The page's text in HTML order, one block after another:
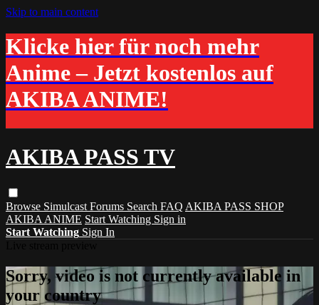
Skip to main content
Klicke hier für noch mehr
Anime – Jetzt kostenlos auf
AKIBA ANIME!
AKIBA PASS TV
Browse Simulcast Forums Search FAQ AKIBA PASS SHOP
AKIBA ANIME Start Watching Sign in
Start Watching Sign In
Sorry, video is not currently available in
your country